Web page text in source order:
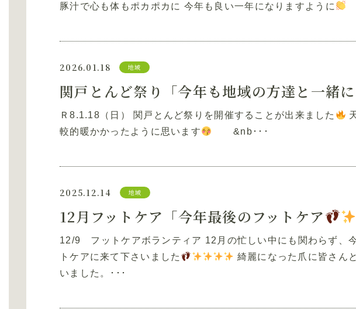
豚汁で心も体もポカポカに 今年も良い一年になりますように
2026.01.18 地域
関戸とんど祭り「今年も地域の方達と一緒に
Ｒ8.1.18（日） 関戸とんど祭りを開催することが出来ました
較的暖かかったように思います
&nb･･･
2025.12.14 地域
12月フットケア「今年最後のフットケア
12/9 フットケアボランティア 12月の忙しい中にも関わらず、
トケアに来て下さいました
綺麗になった爪に皆さん
いました。･･･